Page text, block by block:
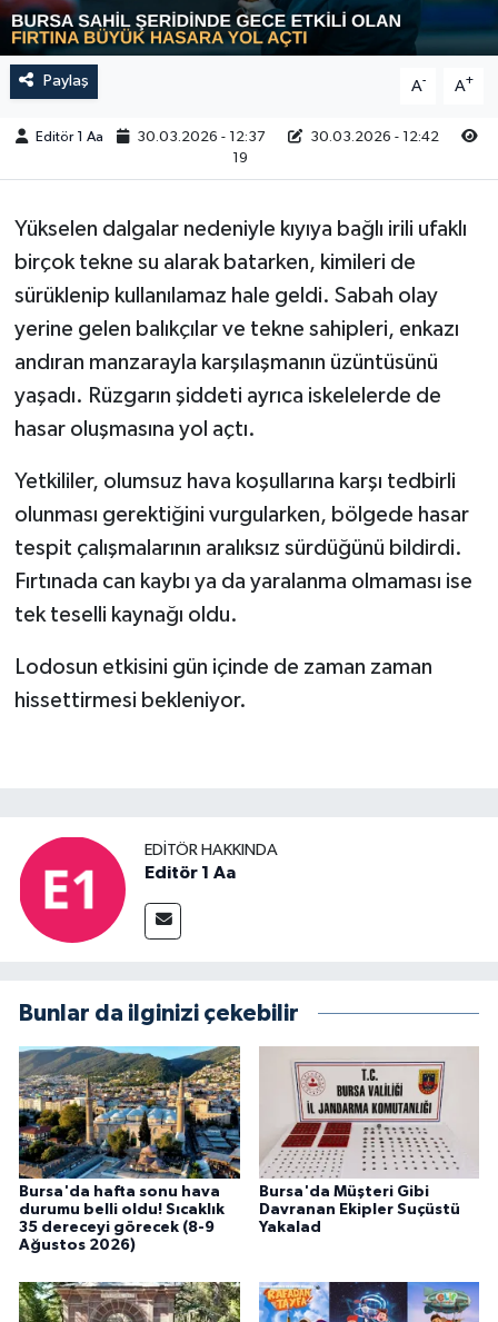
Paylaş A- A+
Editör 1 Aa 30.03.2026 - 12:37
30.03.2026 - 12:42
19
Yükselen dalgalar nedeniyle kıyıya bağlı irili ufaklı
birçok tekne su alarak batarken, kimileri de
sürüklenip kullanılamaz hale geldi. Sabah olay
yerine gelen balıkçılar ve tekne sahipleri, enkazı
andıran manzarayla karşılaşmanın üzüntüsünü
yaşadı. Rüzgarın şiddeti ayrıca iskelelerde de
hasar oluşmasına yol açtı.
Yetkililer, olumsuz hava koşullarına karşı tedbirli
olunması gerektiğini vurgularken, bölgede hasar
tespit çalışmalarının aralıksız sürdüğünü bildirdi.
Fırtınada can kaybı ya da yaralanma olmaması ise
tek teselli kaynağı oldu.
Lodosun etkisini gün içinde de zaman zaman
hissettirmesi bekleniyor.
EDITÖR HAKKINDA
Editör 1 Aa
Bunlar da ilginizi çekebilir
Bursa'da hafta sonu hava
durumu belli oldu! Sıcaklık
35 dereceyi görecek (8-9
Ağustos 2026)
Bursa'da Müşteri Gibi
Davranan Ekipler Suçüstü
Yakalad
Türkiye
Video Galeri